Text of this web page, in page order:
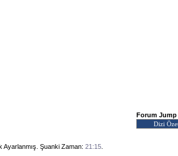
Forum Jump
Şuanki Zaman: 21:15